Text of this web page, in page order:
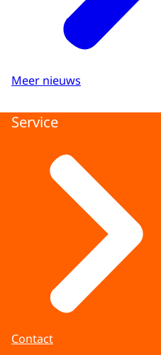
Meer nieuws
Service
Contact